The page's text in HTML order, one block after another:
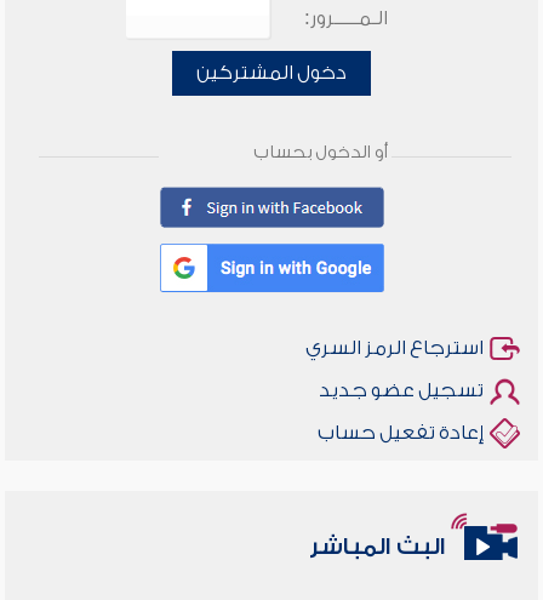
الـمـــــرور:
دخول المشتركين
أو الدخول بحساب
استرجاع الرمز السري
تسجيل عضو جديد
إعادة تفعيل حساب
البث المباشر